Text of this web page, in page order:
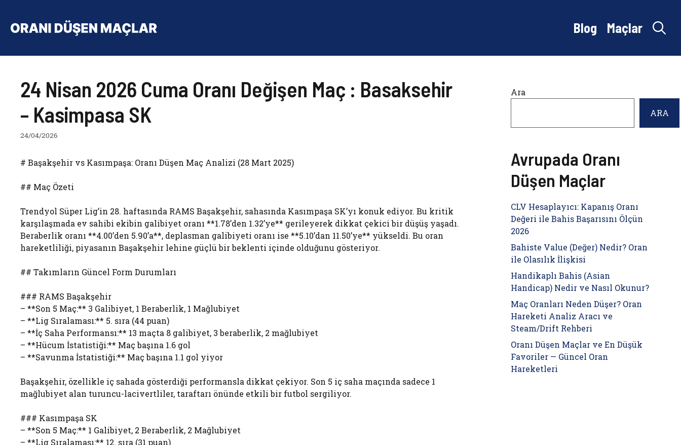
Blog Maçlar
24 Nisan 2026 Cuma Oranı Değişen Maç : Basaksehir
– Kasimpasa SK
24/04/2026
# Başakşehir vs Kasımpaşa: Oranı Düşen Maç Analizi (28 Mart 2025)
## Maç Özeti
Trendyol Süper Lig’in 28. haftasında RAMS Başakşehir, sahasında Kasımpaşa SK’yı konuk ediyor. Bu kritik
karşılaşmada ev sahibi ekibin galibiyet oranı **1.78’den 1.32’ye** gerileyerek dikkat çekici bir düşüş yaşadı.
Beraberlik oranı **4.00’den 5.90’a**, deplasman galibiyeti oranı ise **5.10’dan 11.50’ye** yükseldi. Bu oran
hareketliliği, piyasanın Başakşehir lehine güçlü bir beklenti içinde olduğunu gösteriyor.
## Takımların Güncel Form Durumları
### RAMS Başakşehir
– **Son 5 Maç:** 3 Galibiyet, 1 Beraberlik, 1 Mağlubiyet
– **Lig Sıralaması:** 5. sıra (44 puan)
– **İç Saha Performansı:** 13 maçta 8 galibiyet, 3 beraberlik, 2 mağlubiyet
– **Hücum İstatistiği:** Maç başına 1.6 gol
– **Savunma İstatistiği:** Maç başına 1.1 gol yiyor
Başakşehir, özellikle iç sahada gösterdiği performansla dikkat çekiyor. Son 5 iç saha maçında sadece 1
mağlubiyet alan turuncu-lacivertliler, taraftarı önünde etkili bir futbol sergiliyor.
### Kasımpaşa SK
– **Son 5 Maç:** 1 Galibiyet, 2 Beraberlik, 2 Mağlubiyet
– **Lig Sıralaması:** 12. sıra (31 puan)
Ara
ARA
Avrupada Oranı
Düşen Maçlar
CLV Hesaplayıcı: Kapanış Oranı
Değeri ile Bahis Başarısını Ölçün
2026
Bahiste Value (Değer) Nedir? Oran
ile Olasılık İlişkisi
Handikaplı Bahis (Asian
Handicap) Nedir ve Nasıl Okunur?
Maç Oranları Neden Düşer? Oran
Hareketi Analiz Aracı ve
Steam/Drift Rehberi
Oranı Düşen Maçlar ve En Düşük
Favoriler — Güncel Oran
Hareketleri